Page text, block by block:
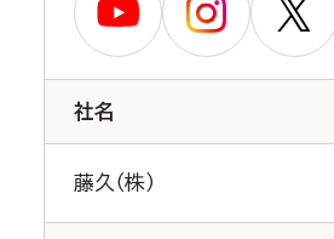
社名
藤久（株）